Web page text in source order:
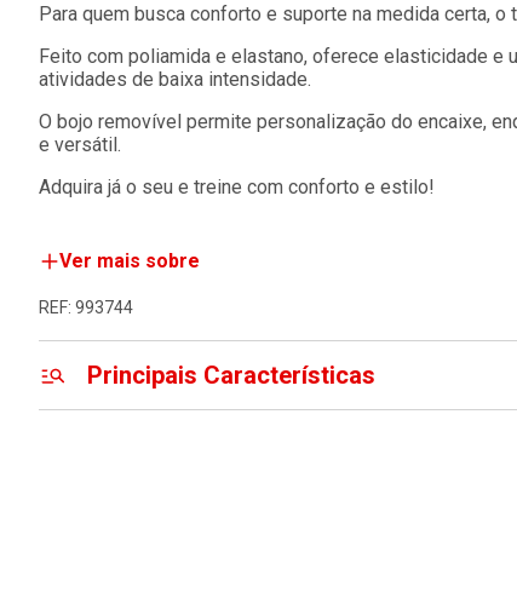
Para quem busca conforto e suporte na medida certa,
Feito com poliamida e elastano, oferece elasticidade e
atividades de baixa intensidade.
O bojo removível permite personalização do encaixe,
e versátil.
Adquira já o seu e treine com conforto e estilo!
Ver mais sobre
REF: 993744
Principais Características